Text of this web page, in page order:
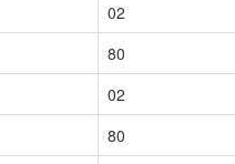
02
80
02
80